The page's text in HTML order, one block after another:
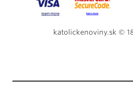
katolickenoviny.sk ©